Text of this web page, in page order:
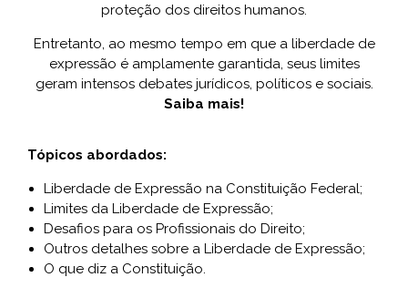
proteção dos direitos humanos.
Entretanto, ao mesmo tempo em que a liberdade de
expressão é amplamente garantida, seus limites
geram intensos debates jurídicos, políticos e sociais.
Saiba mais!
Tópicos abordados:
Liberdade de Expressão na Constituição Federal;
Limites da Liberdade de Expressão;
Desafios para os Profissionais do Direito;
Outros detalhes sobre a Liberdade de Expressão;
O que diz a Constituição.